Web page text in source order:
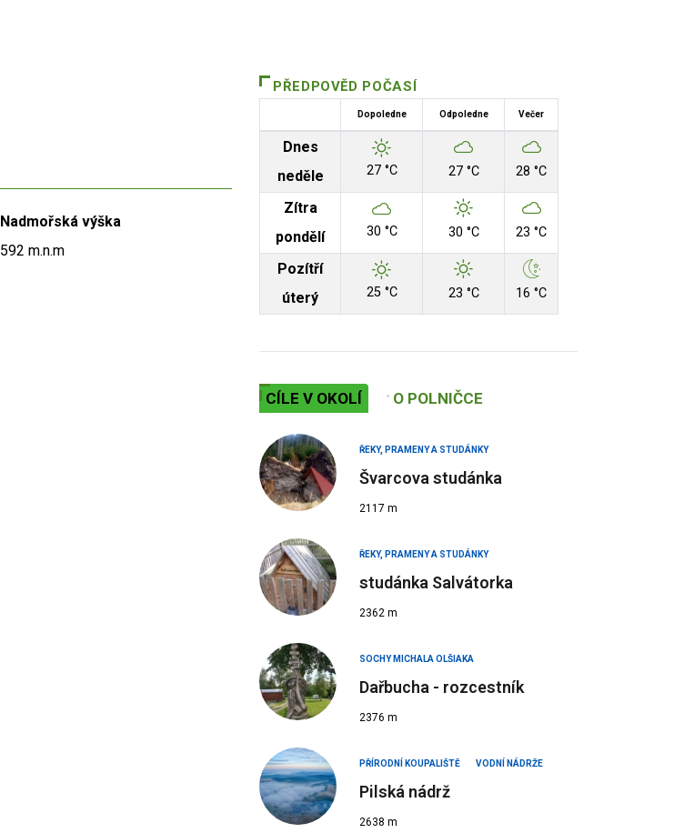
Nadmořská výška
592 m.n.m
PŘEDPOVĚD POČASÍ
Dopoledne Odpoledne Večer
Dnes
neděle
27 °C 27 °C 28 °C
Zítra
pondělí
30 °C 30 °C 23 °C
Pozítří
úterý
25 °C 23 °C 16 °C
CÍLE V OKOLÍ O POLNIČCE
ŘEKY, PRAMENY A STUDÁNKY
Švarcova studánka
2117 m
ŘEKY, PRAMENY A STUDÁNKY
studánka Salvátorka
2362 m
SOCHY MICHALA OLŠIAKA
Dařbucha - rozcestník
2376 m
PŘÍRODNÍ KOUPALIŠTĚ VODNÍ NÁDRŽE
Pilská nádrž
2638 m